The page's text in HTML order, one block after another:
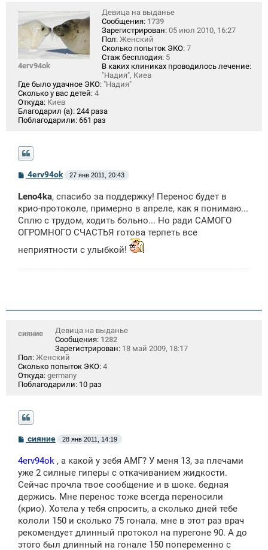
4erv94ok
Девица на выданье
Сообщения: 1739
Зарегистрирован: 05 июл 2010, 16:27
Пол: Женский
Сколько попыток ЭКО: 7
Стаж бесплодия: 5
В каких клиниках проводилось лечение:
"Надия", Киев
Где было удачное ЭКО: "Надия"
Сколько у вас детей: 4
Откуда: Киев
Благодарил (а): 244 раза
Поблагодарили: 661 раз
С
б
щ
н
и
4erv94ok 27 янв 2011, 20:43
Leno4ka, спасибо за поддержку! Перенос будет в
крио-протоколе, примерно в апреле, как я понимаю...
Сплю с трудом, ходить больно... Но ради САМОГО
ОГРОМНОГО СЧАСТЬЯ готова терпеть все
неприятности с улыбкой!
сияние
Девица на выданье
Сообщения: 1282
Зарегистрирован: 18 май 2009, 18:17
Пол: Женский
Сколько попыток ЭКО: 4
Откуда: germany
Поблагодарили: 10 раз
С
б
щ
н
и
сияние 28 янв 2011, 14:19
4erv94ok , а какой у зебя АМГ? У меня 13, за плечами
уже 2 силные гиперы с откачиванием жидкости.
Сейчас прочла твое сообщение и в шоке. бедная
держись. Мне перенос тоже всегда переносили
(крио). Хотела у тебя спросить, а сколько дней тебе
кололи 150 и сколько 75 гонала. мне в этот раз врач
рекомендует длинный протокол на пурегоне 90. А до
этого был длинный на гонале 150 попеременно с